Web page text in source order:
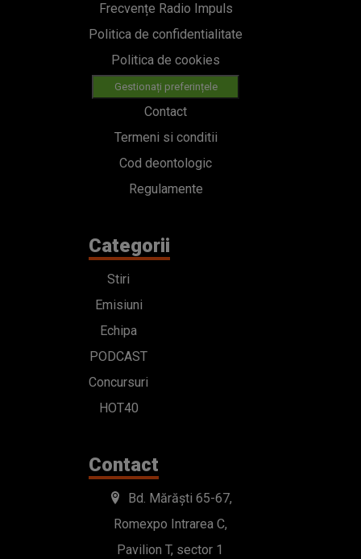
Frecvențe Radio Impuls
Politica de confidentialitate
Politica de cookies
Gestionați preferințele
Contact
Termeni si conditii
Cod deontologic
Regulamente
Categorii
Stiri
Emisiuni
Echipa
PODCAST
Concursuri
HOT40
Contact
Bd. Mărăști 65-67,
Romexpo Intrarea C,
Pavilion T, sector 1